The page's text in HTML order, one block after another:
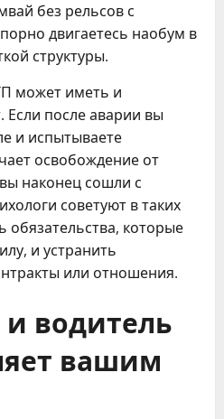
без рельсов с
двигаетесь наобум в
структуры.
может иметь и
Если после аварии вы
и испытываете
освобождение от
наконец сошли с
советуют в таких
обязательства, которые
и устранить
или отношения.
водитель
вашим